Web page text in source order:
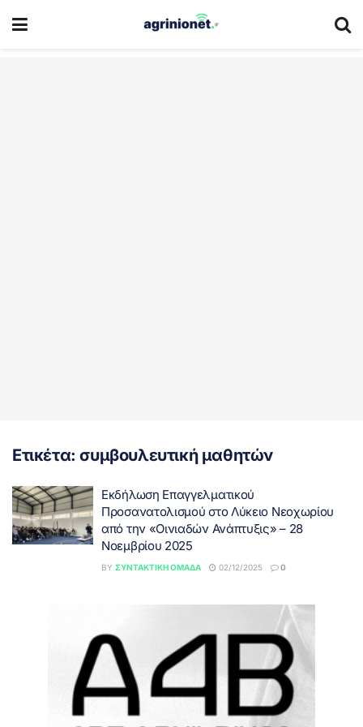
Ετικέτα:συμβουλευτική μαθητών
Εκδήλωση Επαγγελματικού
Προσανατολισμού στο Λύκειο Νεοχωρίου
από την «Οινιαδών Ανάπτυξις» – 28
Νοεμβρίου 2025
BY ΣΥΝΤΑΚΤΙΚΉ ΟΜΆΔΑ 02/12/2025 0